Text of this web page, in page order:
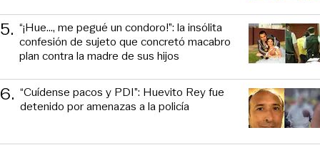
5. “¡Hue..., me pegué un condoro!”: la insólita
confesión de sujeto que concretó macabro
plan contra la madre de sus hijos
6. “Cuídense pacos y PDI”: Huevito Rey fue
detenido por amenazas a la policía